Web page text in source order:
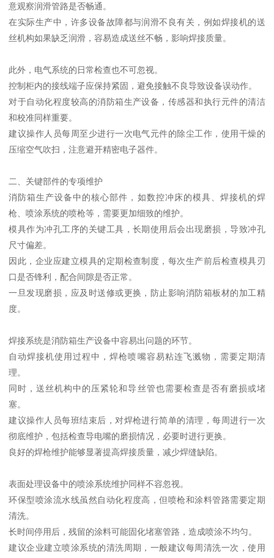
意观察润滑管路是否畅通。
在实际生产中，许多设备故障都与润滑不良有关，例如焊接机的送
丝机构如果缺乏润滑，容易造成送丝不畅，影响焊接质量。
此外，电气系统的日常检查也不可忽视。
控制柜内的接线端子应保持紧固，避免接触不良导致设备误动作。
对于自动化程度较高的消防箱生产设备，传感器和执行元件的清洁
和校准同样重要。
建议操作人员每周至少进行一次电气元件的除尘工作，使用干燥的
压缩空气吹扫，注意避开精密电子器件。
二、关键部件的专项维护
消防箱生产设备中的核心部件，如数控冲床的模具、焊接机的焊
枪、喷涂系统的喷枪等，需要更加细致的维护。
模具作为冲孔工序的关键工具，长期使用后会出现磨损，导致冲孔
尺寸偏差。
因此，企业应建立模具的定期检查制度，每次生产前后检查模具刃
口是否锋利，配合间隙是否正常。
一旦发现磨损，应及时送修或更换，防止影响消防箱板材的加工精
度。
焊接系统是消防箱生产设备中容易出问题的环节。
自动焊接机使用过程中，焊枪喷嘴容易粘连飞溅物，需要定期清
理。
同时，送丝机构中的压紧轮和导丝管也需要检查是否有磨损或堵
塞。
建议操作人员每班结束后，对焊枪进行简单的清理，每周进行一次
彻底维护，包括检查导电嘴的磨损情况，必要时进行更换。
良好的焊枪维护能够显著提高焊接质量，减少焊缝缺陷。
表面处理设备中的喷涂系统维护同样不容忽视。
环保型喷涂流水线虽然自动化程度高，但喷枪和涂料管路需要定期
清洗。
长时间停用后，残留的涂料可能固化堵塞管路，造成喷涂不均匀。
建议企业建立喷涂系统的清洗周期，一般建议每周清洗一次，使用